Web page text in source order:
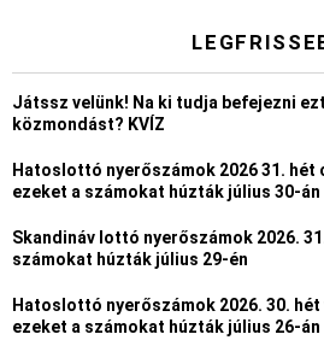
Játssz velünk! Na ki tudja befejezni
közmondást? KVÍZ
Hatoslottó nyerőszámok 2026 31.
ezeket a számokat húzták július 30-án
Skandináv lottó nyerőszámok 2026.
számokat húzták július 29-én
Hatoslottó nyerőszámok 2026. 30.
ezeket a számokat húzták július 26-án